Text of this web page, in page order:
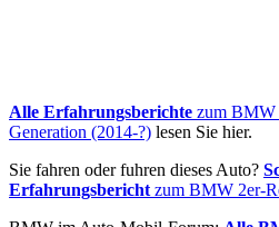
Alle Erfahrungsberichte zum BMW
Generation (2014-?) lesen Sie hier.
Sie fahren oder fuhren dieses Auto?
Erfahrungsbericht zum BMW 2er-